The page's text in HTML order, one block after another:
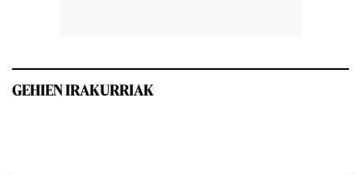
GEHIEN IRAKURRIAK